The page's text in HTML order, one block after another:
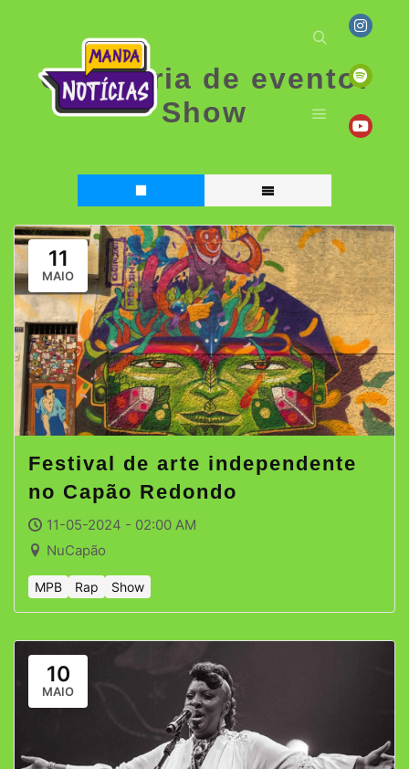
Categoria de evento:
Show
11
MAIO
Festival de arte independente
no Capão Redondo
11-05-2024 - 02:00 AM
NuCapão
MPB Rap Show
10
MAIO